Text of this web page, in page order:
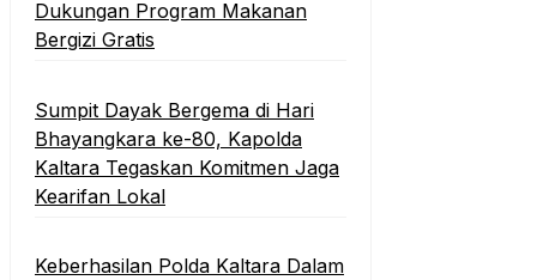
Dukungan Program Makanan
Bergizi Gratis
Sumpit Dayak Bergema di Hari
Bhayangkara ke-80, Kapolda
Kaltara Tegaskan Komitmen Jaga
Kearifan Lokal
Keberhasilan Polda Kaltara Dalam